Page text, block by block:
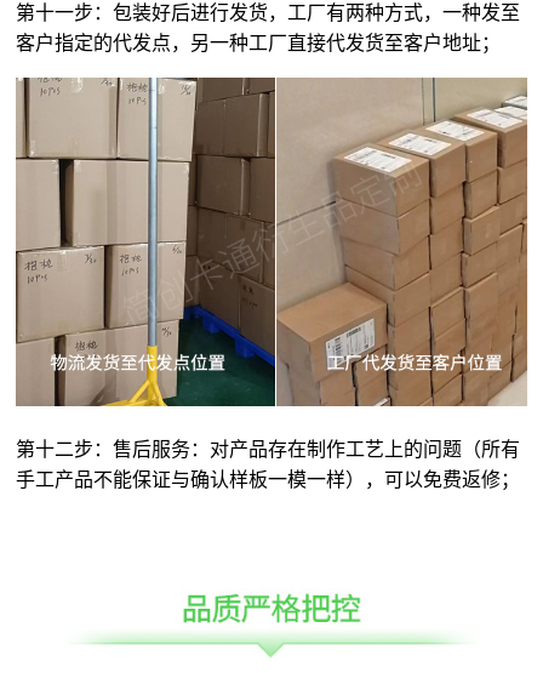
第十一步：包装好后进行发货，工厂有两种方式，一种发至
客户指定的代发点，另一种工厂直接代发货至客户地址；
第十二步：售后服务：对产品存在制作工艺上的问题（所有
手工产品不能保证与确认样板一模一样），可以免费返修；